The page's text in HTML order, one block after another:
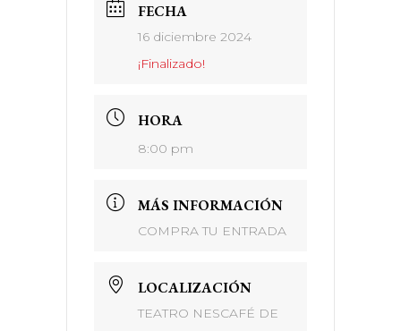
FECHA
16 diciembre 2024
¡Finalizado!
HORA
8:00 pm
MÁS INFORMACIÓN
COMPRA TU ENTRADA
LOCALIZACIÓN
TEATRO NESCAFÉ DE